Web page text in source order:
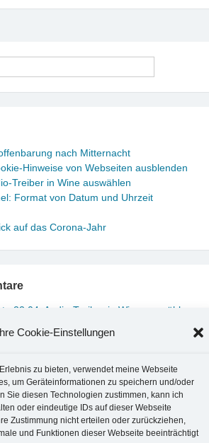
Cookie-Einstellungen
zu bieten, verwendet meine Webseite
um Geräteinformationen zu speichern und/oder
Sie diesen Technologien zustimmen, kann ich
oder eindeutige IDs auf dieser Webseite
Zustimmung nicht erteilen oder zurückziehen,
und Funktionen dieser Webseite beeinträchtigt
nach Mitternacht
Hinweise von Webseiten ausblenden
Treiber in Wine auswählen
Format von Datum und Uhrzeit
auf das Corona-Jahr
22.04: Audio-Treiber in Wine auswählen
zuMusik-Portrait Nr. 1: Les Assoiffés
Installation von Brother-Geräten